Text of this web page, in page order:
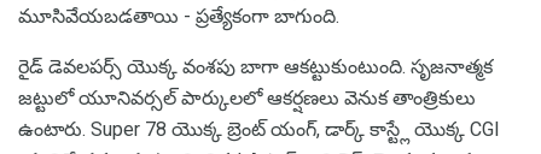
మూసివేయబడతాయి - ప్రత్యేకంగా బాగుంది.
రైడ్ డెవలపర్స్ యొక్క వంశపు బాగా ఆకట్టుకుంటుంది. సృజనాత్మక
జట్టులో యూనివర్సల్ పార్కులలో ఆకర్షణలు వెనుక తాంత్రికులు
ఉంటారు. Super 78 యొక్క బ్రెంట్ యంగ్, డార్క్ కాస్ట్లే యొక్క CGI